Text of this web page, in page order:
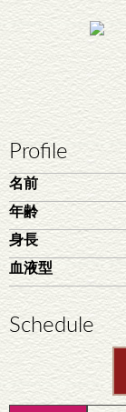
Profile
名前
年齢
身長
血液型
Schedule